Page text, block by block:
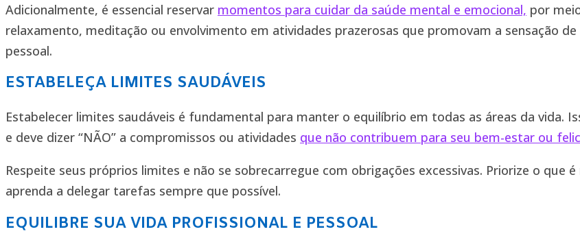
Adicionalmente, é essencial reservar momentos para cuidar da saúde mental e emocional, por
relaxamento, meditação ou envolvimento em atividades prazerosas que promovam a sensação
pessoal.
ESTABELEÇA LIMITES SAUDÁVEIS
Estabelecer limites saudáveis é fundamental para manter o equilíbrio em todas as áreas da vida.
e deve dizer “NÃO” a compromissos ou atividades que não contribuem para seu bem-estar ou
Respeite seus próprios limites e não se sobrecarregue com obrigações excessivas. Priorize o que
aprenda a delegar tarefas sempre que possível.
EQUILIBRE SUA VIDA PROFISSIONAL E PESSOAL